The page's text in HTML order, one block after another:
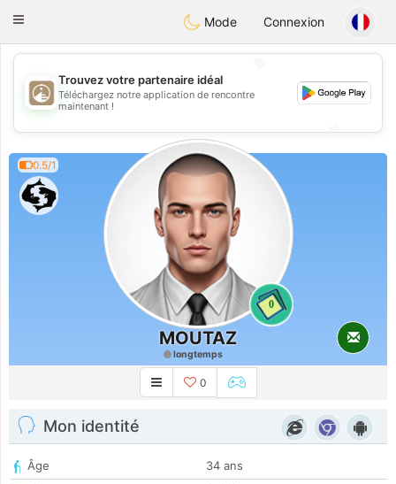
Bahebik
Toggle
Mode Connexion
💖
💕
Trouvez votre partenaire idéal
Téléchargez notre application de rencontre
maintenant !
0.5/1
0
MOUTAZ
longtemps
0
Mon identité
Âge
34 ans